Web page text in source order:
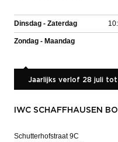
Dinsdag - Zaterdag
Zondag - Maandag
Jaarlijks verlof 28 juli tot
IWC SCHAFFHAUSEN
Schutterhofstraat 9C